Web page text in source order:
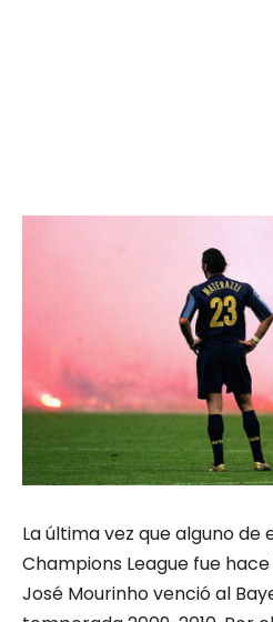
La última vez que alguno de
Champions League fue hace
José Mourinho venció al